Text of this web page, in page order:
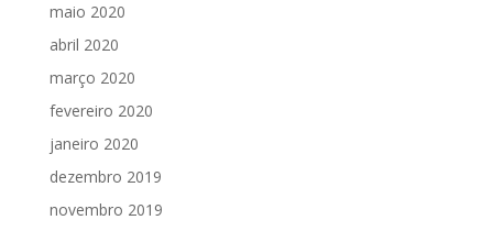
maio 2020
abril 2020
março 2020
fevereiro 2020
janeiro 2020
dezembro 2019
novembro 2019